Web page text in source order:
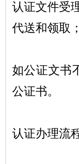
认证文件受
代送和领取；
如公证文书
公证书。
认证办理流